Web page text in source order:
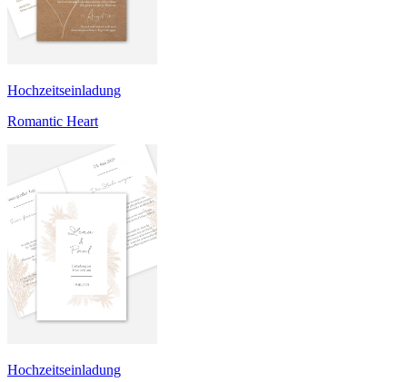
Hochzeitseinladung
Romantic Heart
Hochzeitseinladung